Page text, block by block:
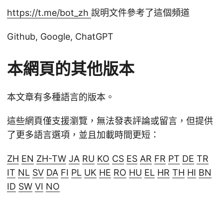
https://t.me/bot_zh 說明文件參考了這個頻道
Github, Google, ChatGPT
本網頁的其他版本
本文章有多種語言的版本。
這些網頁僅支援瀏覽，無法發表評論或留言，但提供
了更多語言選項，並且加載時間更短：
ZH EN ZH-TW JA RU KO CS ES AR FR PT DE TR
IT NL SV DA FI PL UK HE RO HU EL HR TH HI BN
ID SW VI NO